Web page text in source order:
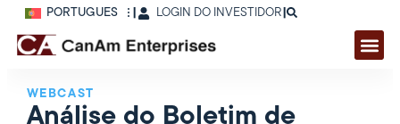
PORTUGUÊS LOGIN DO INVESTIDOR |
WEBCAST
Análise do Boletim de